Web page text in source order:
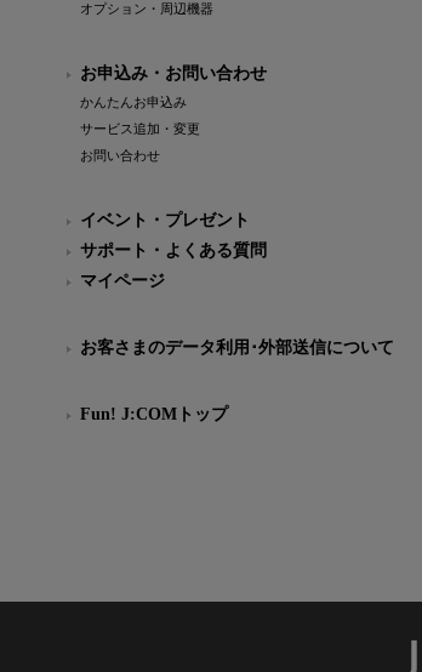
オプション・周辺機器
お申込み・お問い合わせ
かんたんお申込み
サービス追加・変更
お問い合わせ
イベント・プレゼント
サポート・よくある質問
マイページ
お客さまのデータ利用･外部送信について
Fun! J:COMトップ